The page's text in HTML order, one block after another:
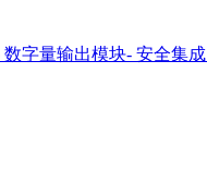
数字量输出模块- 安全集成